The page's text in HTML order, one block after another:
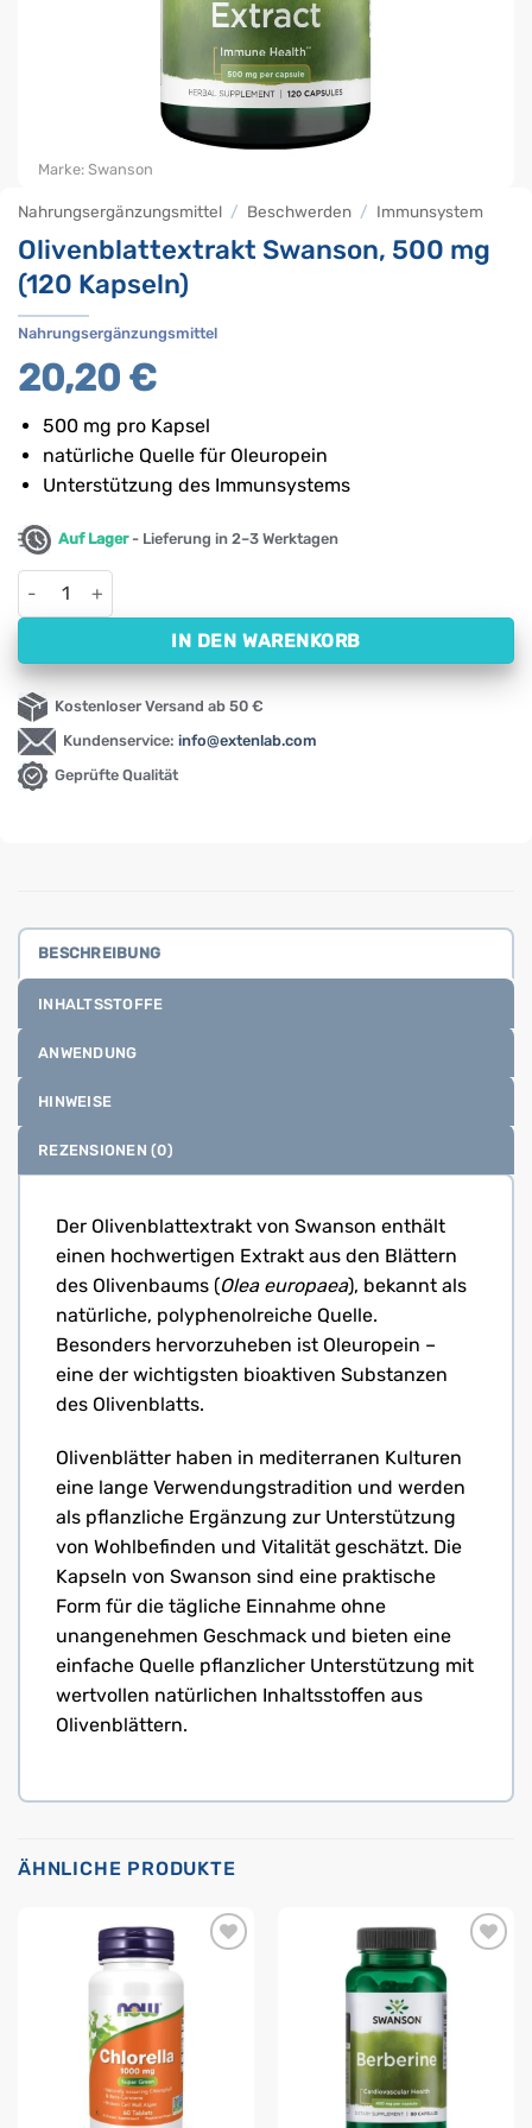
Nahrungsergänzungsmittel / Beschwerden / Immunsystem
Olivenblattextrakt Swanson, 500 mg
(120 Kapseln)
Nahrungsergänzungsmittel
20,20 €
500 mg pro Kapsel
natürliche Quelle für Oleuropein
Unterstützung des Immunsystems
Auf Lager- Lieferung in 2–3 Werktagen
Olivenblattextrakt Swanson, 500 mg (120 Kapseln) Menge
IN DEN WARENKORB
Kostenloser Versand ab 50 €
Kundenservice: info@extenlab.com
Geprüfte Qualität
Marke: Swanson
BESCHREIBUNG
INHALTSSTOFFE
ANWENDUNG
HINWEISE
REZENSIONEN (0)
Der Olivenblattextrakt von Swanson enthält
einen hochwertigen Extrakt aus den Blättern
des Olivenbaums (Olea europaea), bekannt als
natürliche, polyphenolreiche Quelle.
Besonders hervorzuheben ist Oleuropein –
eine der wichtigsten bioaktiven Substanzen
des Olivenblatts.
Olivenblätter haben in mediterranen Kulturen
eine lange Verwendungstradition und werden
als pflanzliche Ergänzung zur Unterstützung
von Wohlbefinden und Vitalität geschätzt. Die
Kapseln von Swanson sind eine praktische
Form für die tägliche Einnahme ohne
unangenehmen Geschmack und bieten eine
einfache Quelle pflanzlicher Unterstützung mit
wertvollen natürlichen Inhaltsstoffen aus
Olivenblättern.
ÄHNLICHE PRODUKTE